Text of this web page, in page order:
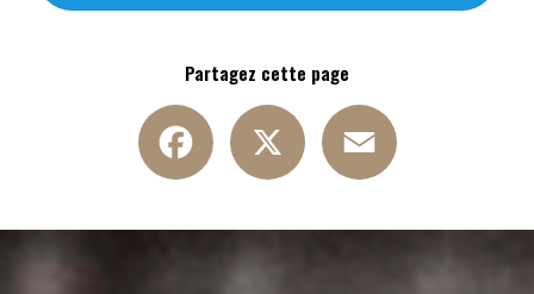
Partagez cette page
Facebook